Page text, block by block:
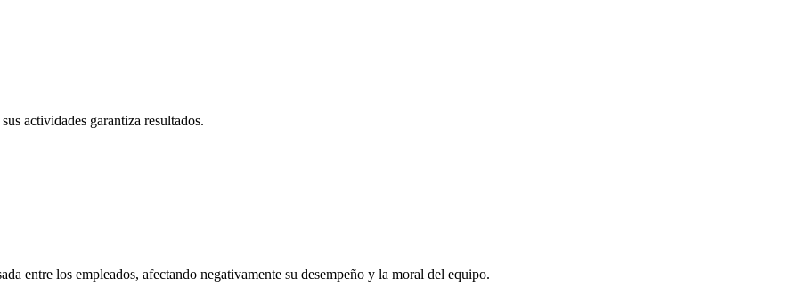
actividades garantiza resultados.
entre los empleados, afectando negativamente su desempeño y la moral del equipo.